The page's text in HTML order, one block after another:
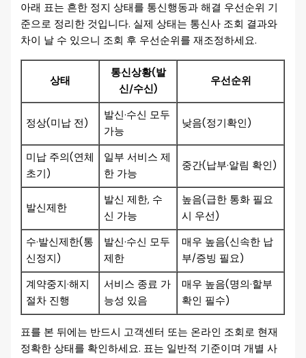
아래 표는 흔한 정지 상태를 통신행동과 해결 우선순위 기
준으로 정리한 것입니다. 실제 상태는 통신사 조회 결과와
차이 날 수 있으니 조회 후 우선순위를 재조정하세요.
상태
통신상황(발
신/수신)
우선순위
정상(미납 전)
발신·수신 모두
가능
낮음(정기확인)
미납 주의(연체
초기)
일부 서비스 제
한 가능
중간(납부·알림 확인)
발신제한
발신 제한, 수
신 가능
높음(급한 통화 필요
시 우선)
수·발신제한(통
신정지)
발신·수신 모두
제한
매우 높음(신속한 납
부/증빙 필요)
계약중지·해지
절차 진행
서비스 종료 가
능성 있음
매우 높음(명의·할부
확인 필수)
표를 본 뒤에는 반드시 고객센터 또는 온라인 조회로 현재
정확한 상태를 확인하세요. 표는 일반적 기준이며 개별 사